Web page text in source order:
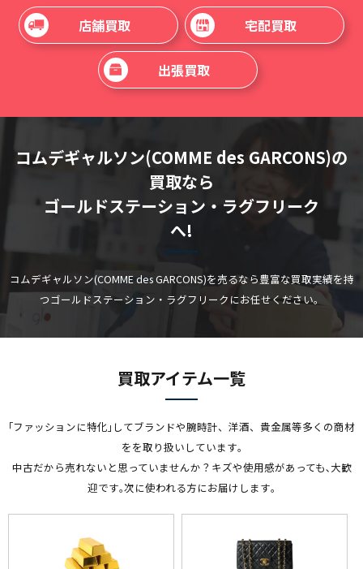
店舗買取 宅配買取
出張買取
コムデギャルソン(COMME des GARCONS)の
買取なら
ゴールドステーション・ラグフリーク
へ!
コムデギャルソン(COMME des GARCONS)を売るなら豊富な買取実績を持
つゴールドステーション・ラグフリークにお任せください。
買取アイテム一覧
｢ファッションに特化｣してブランドや腕時計、洋酒、貴金属等多くの商材
をを取り扱いしています｡
中古だから売れないと思っていませんか？キズや使用感があっても､大歓
迎です｡次に使われる方にお届けします｡